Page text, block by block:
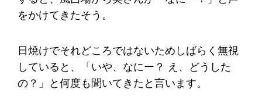
をかけてきたそう。
日焼けでそれどころではないためしばらく無視
していると、「いや、なにー？ え、どうした
の？」と何度も聞いてきたと言います。